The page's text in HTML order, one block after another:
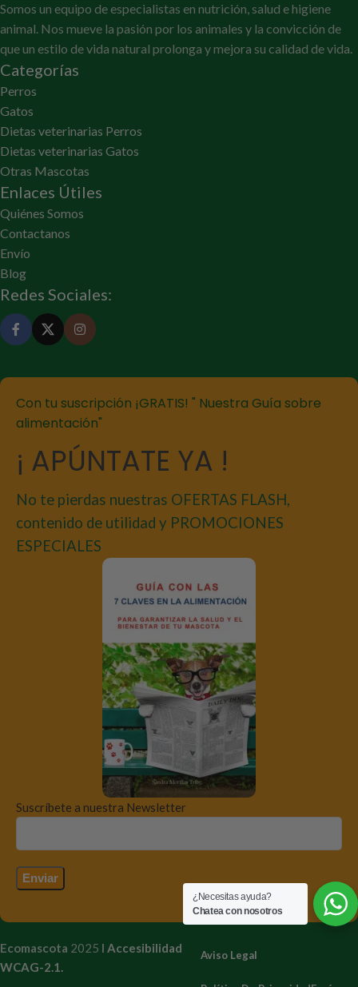
Somos un equipo de especialistas en nutrición, salud e higiene
animal. Nos mueve la pasión por los animales y la convicción de
que un estilo de vida natural prolonga y mejora su calidad de vida.
Categorías
Perros
Gatos
Dietas veterinarias Perros
Dietas veterinarias Gatos
Otras Mascotas
Enlaces Útiles
Quiénes Somos
Contactanos
Envío
Blog
Redes Sociales:
Con tu suscripción ¡GRATIS! " Nuestra Guía sobre
alimentación"
¡ APÚNTATE YA !
No te pierdas nuestras OFERTAS FLASH,
contenido de utilidad y PROMOCIONES
ESPECIALES
Suscríbete a nuestra Newsletter
Ecomascota 2025 I Accesibilidad
WCAG-2.1.
Aviso Legal
¿Necesitas ayuda?
Chatea con nosotros